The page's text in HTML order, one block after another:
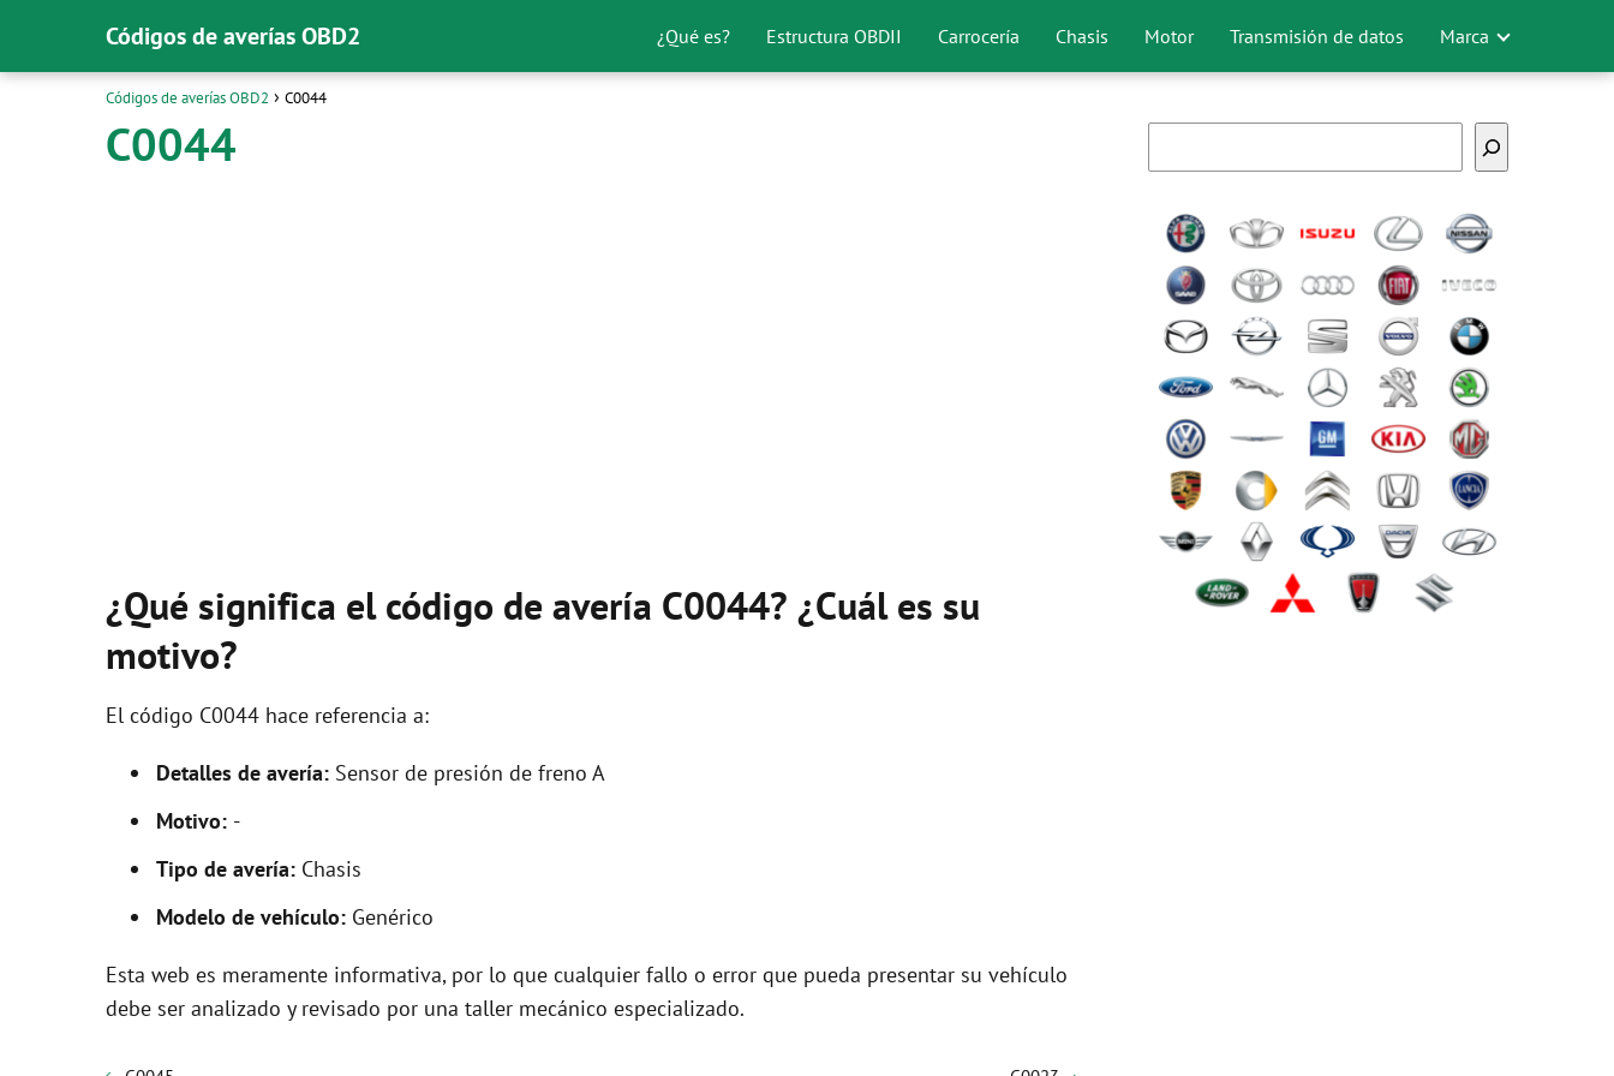
Códigos de averías OBD2 ¿Qué es? Estructura OBDII Carrocería Chasis Motor Transmisión de datos Marca
Códigos de averías OBD2 C0044
C0044
¿Qué significa el código de avería C0044? ¿Cuál es su
motivo?
El código C0044 hace referencia a:
Detalles de avería: Sensor de presión de freno A
Motivo: -
Tipo de avería: Chasis
Modelo de vehículo: Genérico
Esta web es meramente informativa, por lo que cualquier fallo o error que pueda presentar su vehículo
debe ser analizado y revisado por una taller mecánico especializado.